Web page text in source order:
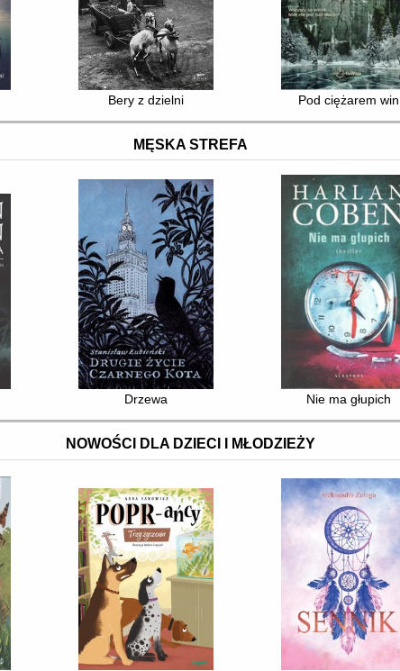
Bery z dzielni Pod ciężarem win
MĘSKA STREFA
Drzewa Nie ma głupich
NOWOŚCI DLA DZIECI I MŁODZIEŻY